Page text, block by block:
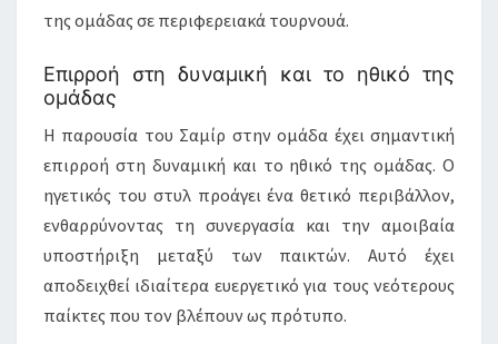
της ομάδας σε περιφερειακά τουρνουά.
Επιρροή στη δυναμική και το ηθικό της
ομάδας
Η παρουσία του Σαμίρ στην ομάδα έχει σημαντική
επιρροή στη δυναμική και το ηθικό της ομάδας. Ο
ηγετικός του στυλ προάγει ένα θετικό περιβάλλον,
ενθαρρύνοντας τη συνεργασία και την αμοιβαία
υποστήριξη μεταξύ των παικτών. Αυτό έχει
αποδειχθεί ιδιαίτερα ευεργετικό για τους νεότερους
παίκτες που τον βλέπουν ως πρότυπο.